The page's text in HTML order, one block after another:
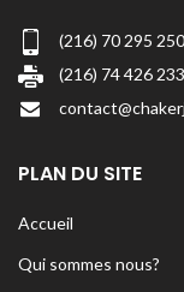
(216) 70 295
(216) 74 426 233
PLAN DU SITE
Accueil
Qui sommes nous?